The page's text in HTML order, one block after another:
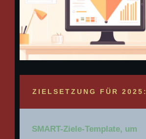
ZIELSETZUNG FÜR 2025:
SMART-Ziele-Template, um